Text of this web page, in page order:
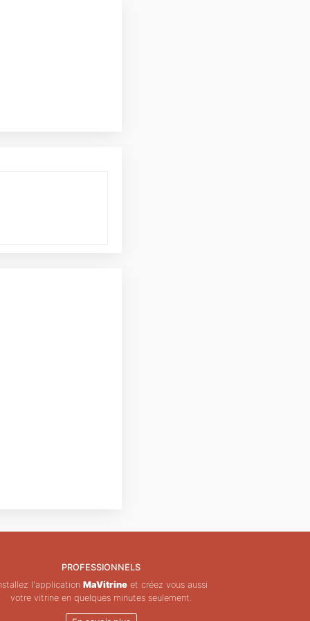
PROFESSIONNELS
l'application MaVitrineet créez vous aussi
votre vitrine en quelques minutes seulement.